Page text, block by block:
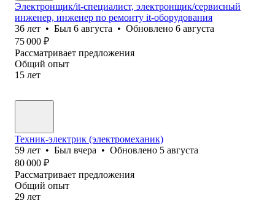
Электронщик/it-специалист, электронщик/сервисный
инженер, инженер по ремонту it-оборудования
36 лет • Был 6 августа • Обновлено 6 августа
75 000 ₽
Рассматривает предложения
Общий опыт
15 лет
Техник-электрик (электромеханик)
59 лет • Был вчера • Обновлено 5 августа
80 000 ₽
Рассматривает предложения
Общий опыт
29 лет